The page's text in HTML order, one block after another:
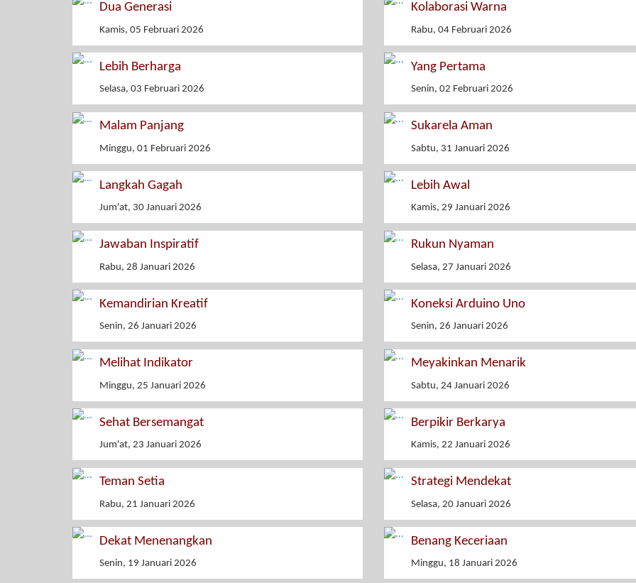
Dua Generasi
Kamis, 05 Februari 2026
Kolaborasi Warna
Rabu, 04 Februari 2026
Lebih Berharga
Selasa, 03 Februari 2026
Yang Pertama
Senin, 02 Februari 2026
Malam Panjang
Minggu, 01 Februari 2026
Sukarela Aman
Sabtu, 31 Januari 2026
Langkah Gagah
Jum'at, 30 Januari 2026
Lebih Awal
Kamis, 29 Januari 2026
Jawaban Inspiratif
Rabu, 28 Januari 2026
Rukun Nyaman
Selasa, 27 Januari 2026
Kemandirian Kreatif
Senin, 26 Januari 2026
Koneksi Arduino Uno
Senin, 26 Januari 2026
Melihat Indikator
Minggu, 25 Januari 2026
Meyakinkan Menarik
Sabtu, 24 Januari 2026
Sehat Bersemangat
Jum'at, 23 Januari 2026
Berpikir Berkarya
Kamis, 22 Januari 2026
Teman Setia
Rabu, 21 Januari 2026
Strategi Mendekat
Selasa, 20 Januari 2026
Dekat Menenangkan
Senin, 19 Januari 2026
Benang Keceriaan
Minggu, 18 Januari 2026